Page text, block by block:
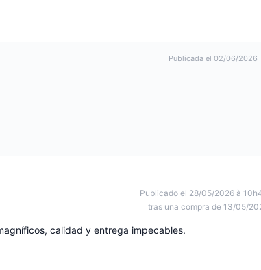
Publicada el 02/06/2026
Publicado el 28/05/2026 à
tras una compra de 13/05/
calidad y entrega impecables.